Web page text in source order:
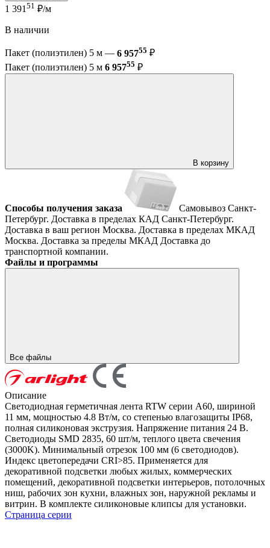
1 391 51 ₽/м
В наличии
Пакет (полиэтилен) 5 м — 6 95755 ₽
Пакет (полиэтилен) 5 м 6 95755 ₽
В корзину
Способы получения заказа Самовывоз Санкт-
Петербург. Доставка в пределах КАД Санкт-Петербург.
Доставка в ваш регион Москва. Доставка в пределах МКАД
Москва. Доставка за пределы МКАД Доставка до
транспортной компании.
Файлы и программы
Все файлы
Описание
Светодиодная герметичная лента RTW серии A60, шириной
11 мм, мощностью 4.8 Вт/м, со степенью влагозащиты IP68,
полная силиконовая экструзия. Напряжение питания 24 В.
Светодиоды SMD 2835, 60 шт/м, теплого цвета свечения
(3000K). Минимальный отрезок 100 мм (6 светодиодов).
Индекс цветопередачи CRI>85. Применяется для
декоративной подсветки любых жилых, коммерческих
помещений, декоративной подсветки интерьеров, потолочных
ниш, рабочих зон кухни, влажных зон, наружной рекламы и
витрин. В комплекте силиконовые клипсы для установки.
Страница серии